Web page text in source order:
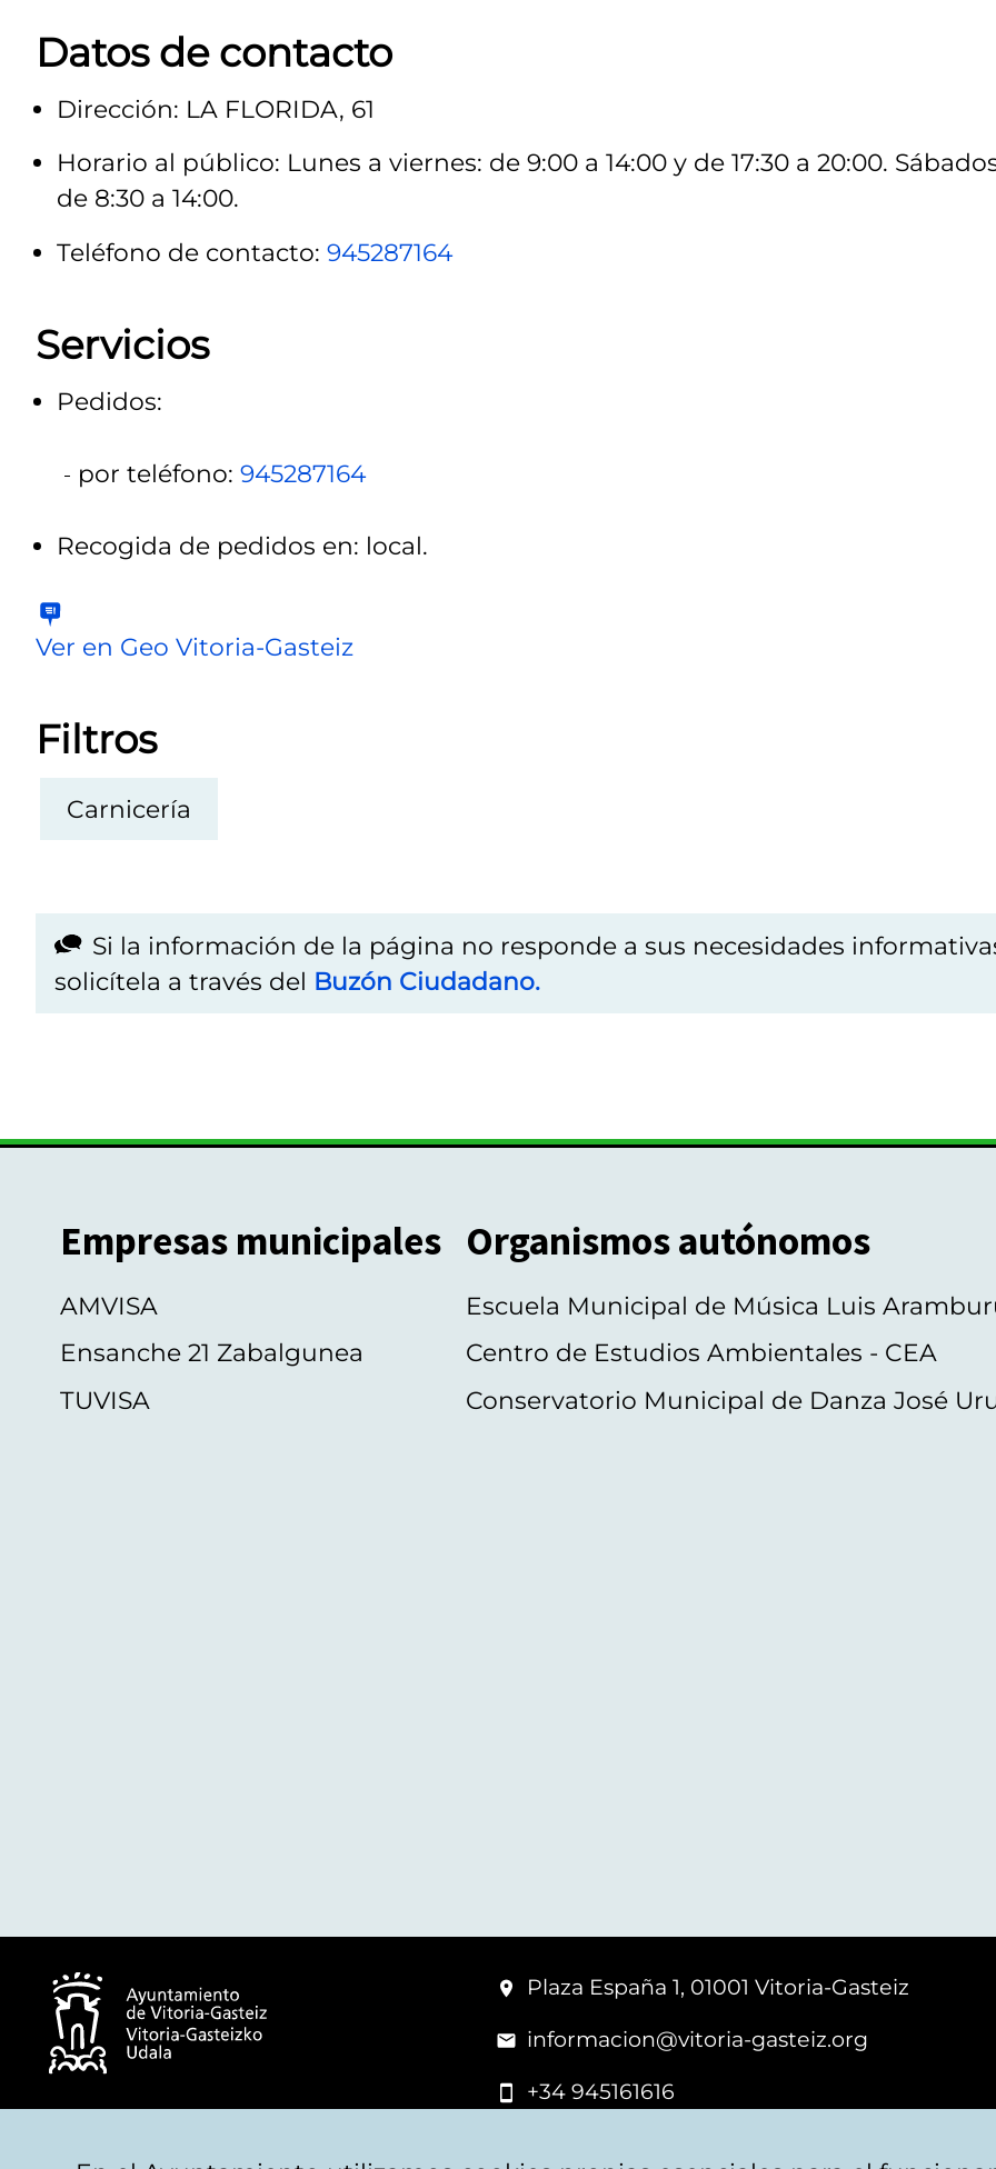
Datos de contacto
Dirección: LA FLORIDA, 61
Horario al público: Lunes a viernes: de 9:00 a 14:00 y de 17:30 a 20:00.
de 8:30 a 14:00.
Teléfono de contacto: 945287164
Servicios
Pedidos:
por teléfono: 945287164
Recogida de pedidos en: local.
Ver en Geo Vitoria-Gasteiz
Filtros
Carnicería
Si la información de la página no responde a sus necesidades
solicítela a través del Buzón Ciudadano.
Empresas municipales
AMVISA
Ensanche 21 Zabalgunea
TUVISA
Organismos autónomos
Escuela Municipal de Música Luis
Centro de Estudios Ambientales - CEA
Conservatorio Municipal de Danza José
Plaza España 1, 01001 Vitoria-Gasteiz
informacion@vitoria-gasteiz.org
+34 945161616